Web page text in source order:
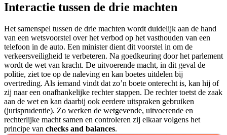
Interactie tussen de drie machten
Het samenspel tussen de drie machten wordt duidelijk aan de hand
van een wetsvoorstel over het verbod op het vasthouden van een
telefoon in de auto. Een minister dient dit voorstel in om de
verkeersveiligheid te verbeteren. Na goedkeuring door het parlement
wordt de wet van kracht. De uitvoerende macht, in dit geval de
politie, ziet toe op de naleving en kan boetes uitdelen bij
overtreding. Als iemand vindt dat zo’n boete onterecht is, kan hij of
zij naar een onafhankelijke rechter stappen. De rechter toetst de zaak
aan de wet en kan daarbij ook eerdere uitspraken gebruiken
(jurisprudentie). Zo werken de wetgevende, uitvoerende en
rechterlijke macht samen en controleren zij elkaar volgens het
principe van checks and balances.